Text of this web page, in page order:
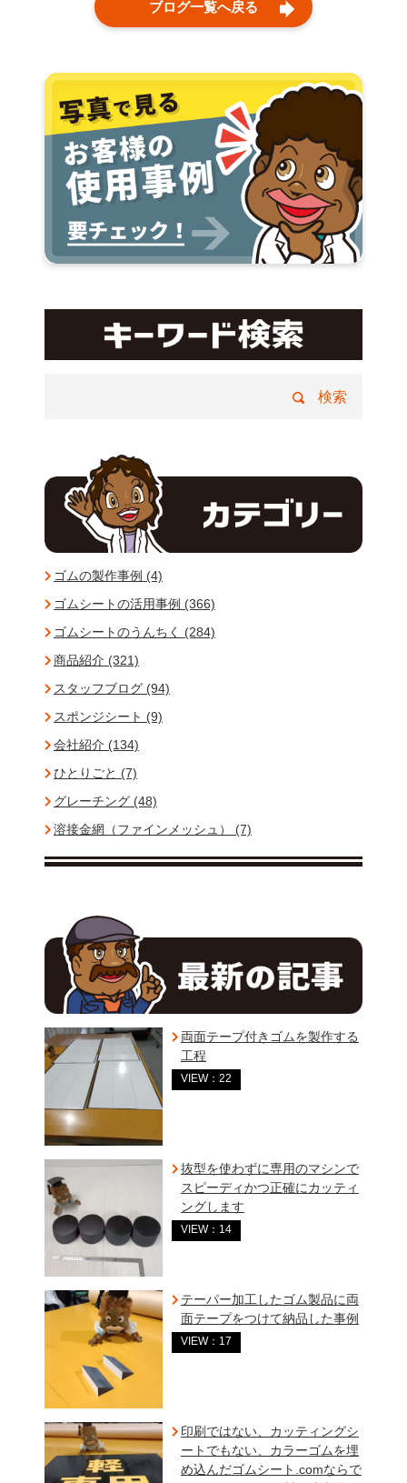
ブログ一覧へ戻る
ゴムの製作事例 (4)
ゴムシートの活用事例 (366)
ゴムシートのうんちく (284)
商品紹介 (321)
スタッフブログ (94)
スポンジシート (9)
会社紹介 (134)
ひとりごと (7)
グレーチング (48)
溶接金網（ファインメッシュ） (7)
両面テープ付きゴムを製作する
工程
VIEW：22
抜型を使わずに専用のマシンで
スピーディかつ正確にカッティ
ングします
VIEW：14
テーパー加工したゴム製品に両
面テープをつけて納品した事例
VIEW：17
印刷ではない、カッティングシ
ートでもない、カラーゴムを埋
め込んだゴムシート.comならで